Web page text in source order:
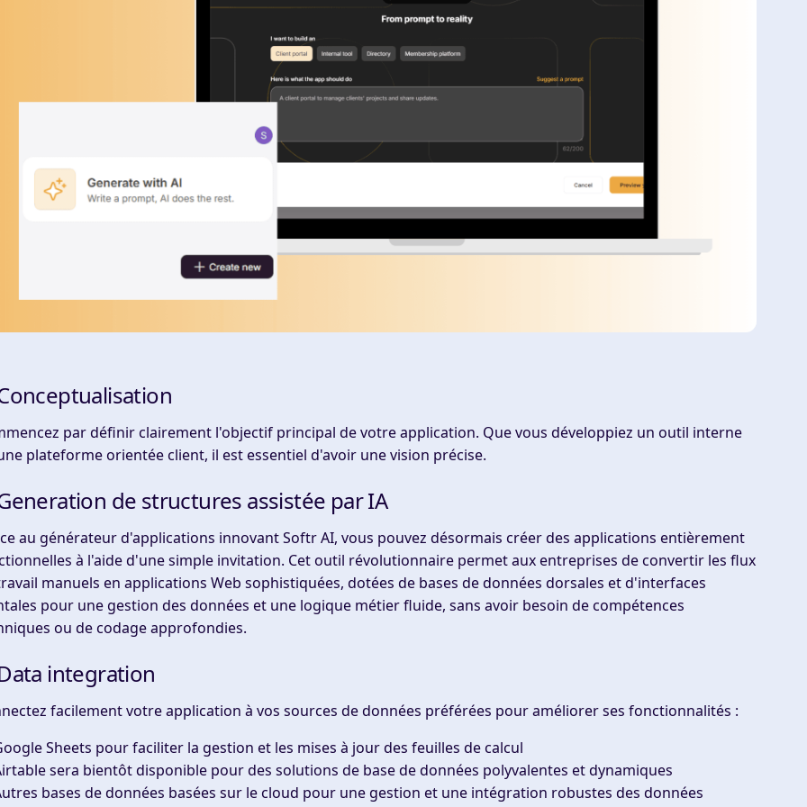
par définir clairement l'objectif principal de votre application. Que vous développiez un outil interne
plateforme orientée client, il est essentiel d'avoir une vision précise.
de structures assistée par IA
au générateur d'applications innovant Softr AI, vous pouvez désormais créer des applications entièrement
à l'aide d'une simple invitation. Cet outil révolutionnaire permet aux entreprises de convertir les flux
manuels en applications Web sophistiquées, dotées de bases de données dorsales et d'interfaces
pour une gestion des données et une logique métier fluide, sans avoir besoin de compétences
ou de codage approfondies.
integration
facilement votre application à vos sources de données préférées pour améliorer ses fonctionnalités :
Sheets pour faciliter la gestion et les mises à jour des feuilles de calcul
sera bientôt disponible pour des solutions de base de données polyvalentes et dynamiques
bases de données basées sur le cloud pour une gestion et une intégration robustes des données